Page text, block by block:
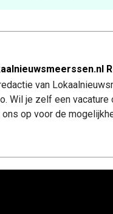
van
Wil je zelf een
op voor de